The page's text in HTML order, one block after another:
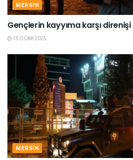
MERSIN
Gençlerin kayyıma karşı
15 OCAK 2025
MERSIN